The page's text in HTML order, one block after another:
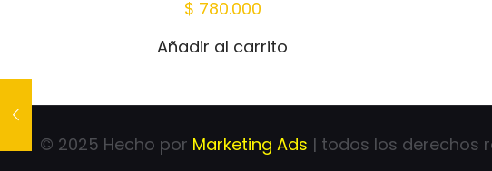
$ 780.000
Añadir al carrito
© 2025 Hecho por Marketing Ads | todos los derechos